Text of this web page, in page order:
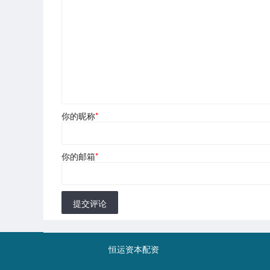
你的昵称*
你的邮箱*
提交评论
恒运资本配资